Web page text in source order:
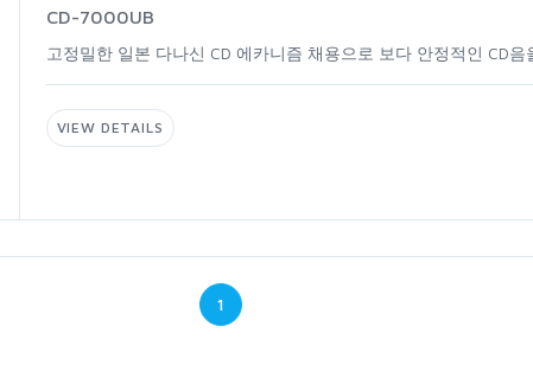
CD-7000UB
고정밀한일본다나신CD에카니즘채용으로보다안정적인CD음
VIEWDETAILS
1